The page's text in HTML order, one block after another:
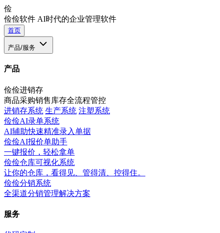
俭
俭俭软件 AI时代的企业管理软件
首页
产品/服务
产品
俭俭进销存
商品采购销售库存全流程管控
进销存系统 生产系统 注塑系统
俭俭AI录单系统
AI辅助快速精准录入单据
俭俭AI报价单助手
一键报价，轻松拿单
俭俭仓库可视化系统
让你的仓库，看得见、管得清、控得住。
俭俭分销系统
全渠道分销管理解决方案
服务